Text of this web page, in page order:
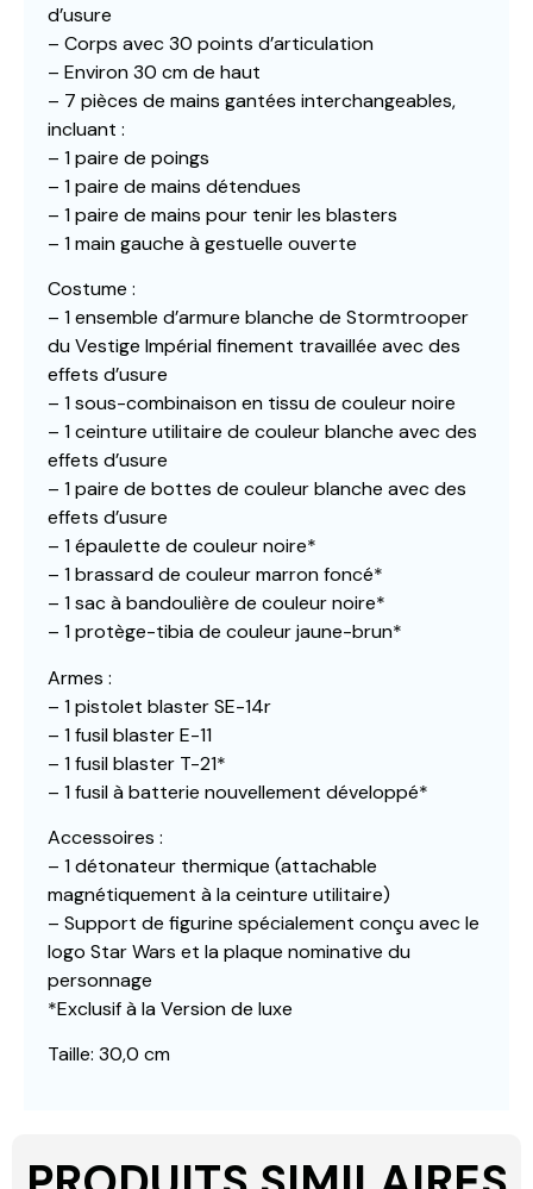
d’usure
– Corps avec 30 points d’articulation
– Environ 30 cm de haut
– 7 pièces de mains gantées interchangeables,
incluant :
– 1 paire de poings
– 1 paire de mains détendues
– 1 paire de mains pour tenir les blasters
– 1 main gauche à gestuelle ouverte
Costume :
– 1 ensemble d’armure blanche de Stormtrooper
du Vestige Impérial finement travaillée avec des
effets d’usure
– 1 sous-combinaison en tissu de couleur noire
– 1 ceinture utilitaire de couleur blanche avec des
effets d’usure
– 1 paire de bottes de couleur blanche avec des
effets d’usure
– 1 épaulette de couleur noire*
– 1 brassard de couleur marron foncé*
– 1 sac à bandoulière de couleur noire*
– 1 protège-tibia de couleur jaune-brun*
Armes :
– 1 pistolet blaster SE-14r
– 1 fusil blaster E-11
– 1 fusil blaster T-21*
– 1 fusil à batterie nouvellement développé*
Accessoires :
– 1 détonateur thermique (attachable
magnétiquement à la ceinture utilitaire)
– Support de figurine spécialement conçu avec le
logo Star Wars et la plaque nominative du
personnage
*Exclusif à la Version de luxe
Taille: 30,0 cm